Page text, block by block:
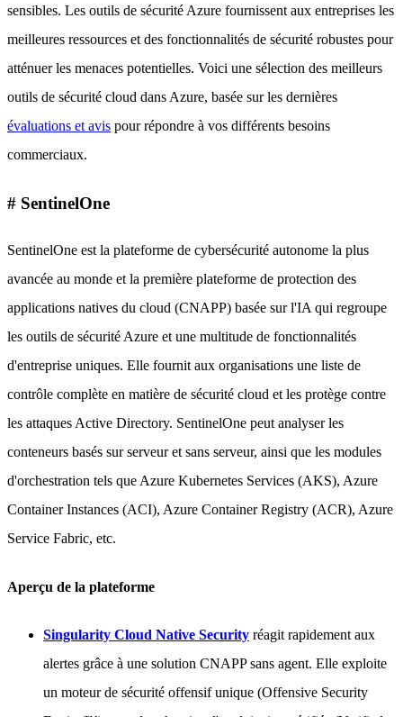
sensibles. Les outils de sécurité Azure fournissent aux entreprises les
meilleures ressources et des fonctionnalités de sécurité robustes pour
atténuer les menaces potentielles. Voici une sélection des meilleurs
outils de sécurité cloud dans Azure, basée sur les dernières
évaluations et avis pour répondre à vos différents besoins
commerciaux.
# SentinelOne
SentinelOne est la plateforme de cybersécurité autonome la plus
avancée au monde et la première plateforme de protection des
applications natives du cloud (CNAPP) basée sur l'IA qui regroupe
les outils de sécurité Azure et une multitude de fonctionnalités
d'entreprise uniques. Elle fournit aux organisations une liste de
contrôle complète en matière de sécurité cloud et les protège contre
les attaques Active Directory. SentinelOne peut analyser les
conteneurs basés sur serveur et sans serveur, ainsi que les modules
d'orchestration tels que Azure Kubernetes Services (AKS), Azure
Container Instances (ACI), Azure Container Registry (ACR), Azure
Service Fabric, etc.
Aperçu de la plateforme
Singularity Cloud Native Security réagit rapidement aux
alertes grâce à une solution CNAPP sans agent. Elle exploite
un moteur de sécurité offensif unique (Offensive Security